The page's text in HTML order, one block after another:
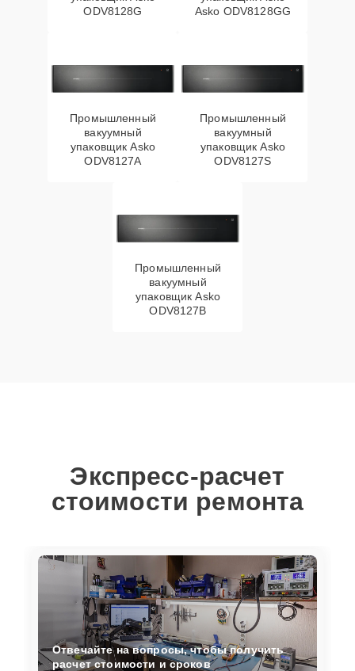
ODV8128G
Asko ODV8128GG
Промышленный
вакуумный
упаковщик Asko
ODV8127A
Промышленный
вакуумный
упаковщик Asko
ODV8127S
Промышленный
вакуумный
упаковщик Asko
ODV8127B
Экспресс-расчет
стоимости ремонта
Отвечайте на вопросы, чтобы получить
расчет стоимости и сроков